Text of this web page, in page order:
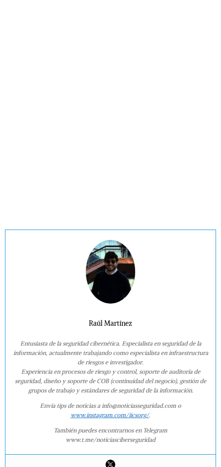
Raúl Martínez
Entusiasta de la seguridad cibernética. Especialista en seguridad de la
información, actualmente trabajando como especialista en infraestructura
de riesgos e investigador.
Experiencia en procesos de riesgo y control, soporte de auditoría de
seguridad, diseño y soporte de COB (continuidad del negocio), gestión de
grupos de trabajo y estándares de seguridad de la información.
Envía tips de noticias a info@noticiasseguridad.com o
www.instagram.com/iicsorg/.
También puedes encontrarnos en Telegram
www.t.me/noticiasciberseguridad